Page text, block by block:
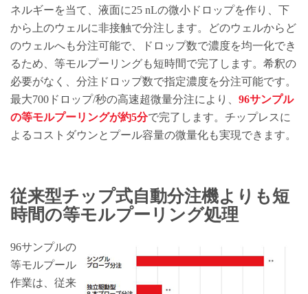
ネルギーを当て、液面に25 nLの微小ドロップを作り、下
から上のウェルに非接触で分注します。どのウェルからど
のウェルへも分注可能で、ドロップ数で濃度を均一化でき
るため、等モルプーリングも短時間で完了します。希釈の
必要がなく、分注ドロップ数で指定濃度を分注可能です。
最大700ドロップ/秒の高速超微量分注により、 96サンプル
の等モルプーリングが約5分で完了します。チップレスに
よるコストダウンとプール容量の微量化も実現できます。
従来型チップ式自動分注機よりも短
時間の等モルプーリング処理
96サンプルの
等モルプール
作業は、従来